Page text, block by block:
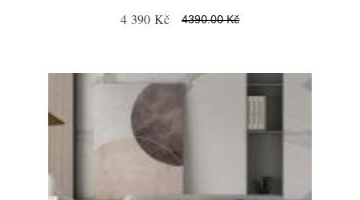
4 390 Kč 4390.00 Kč